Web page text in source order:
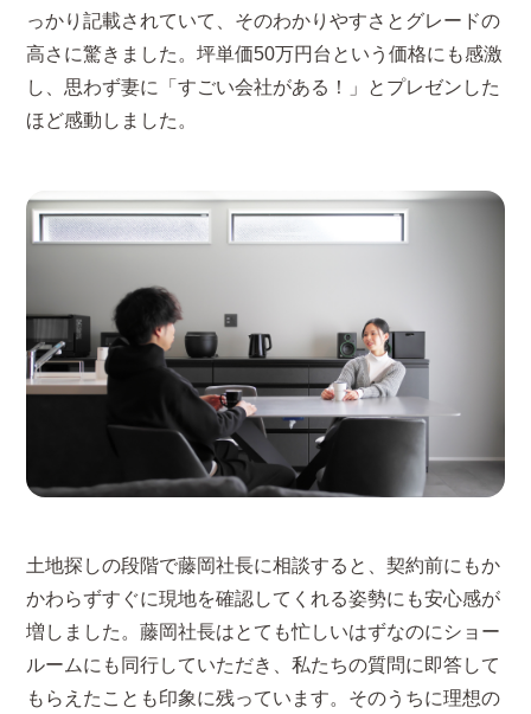
っかり記載されていて、そのわかりやすさとグレードの
高さに驚きました。坪単価50万円台という価格にも感激
し、思わず妻に「すごい会社がある！」とプレゼンした
ほど感動しました。
土地探しの段階で藤岡社長に相談すると、契約前にもか
かわらずすぐに現地を確認してくれる姿勢にも安心感が
増しました。藤岡社長はとても忙しいはずなのにショー
ルームにも同行していただき、私たちの質問に即答して
もらえたことも印象に残っています。そのうちに理想の